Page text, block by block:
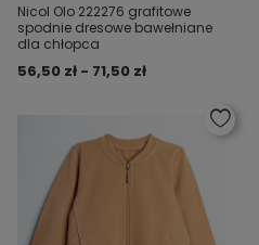
Nicol Olo 222276 grafitowe
spodnie dresowe bawełniane
dla chłopca
56,50 zł - 71,50 zł